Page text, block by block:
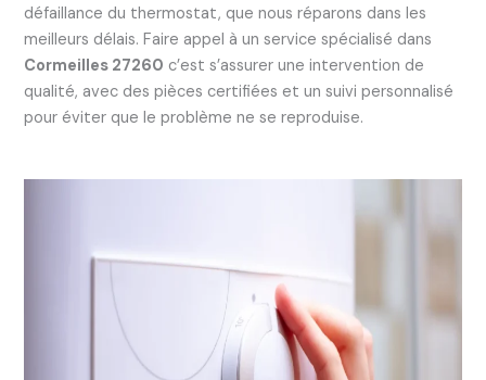
défaillance du thermostat, que nous réparons dans les
meilleurs délais. Faire appel à un service spécialisé dans
Cormeilles 27260 c’est s’assurer une intervention de
qualité, avec des pièces certifiées et un suivi personnalisé
pour éviter que le problème ne se reproduise.